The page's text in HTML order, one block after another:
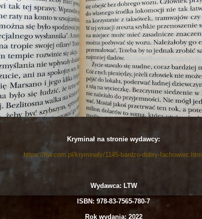
Kryminał na stronie wydawcy:
https://ltw.com.pl/kryminaly/1145-bardzo-dobry-fachowiec.html
Wydawca: LTW
ISBN: 978-83-7565-780-7
Rok wydania: 2022